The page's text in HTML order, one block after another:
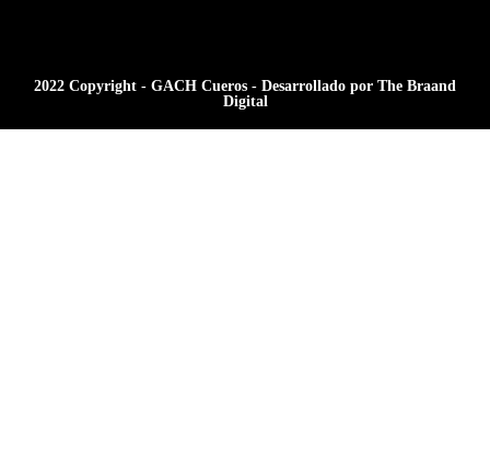
2022 Copyright - GACH Cueros - Desarrollado por The Braand
Digital